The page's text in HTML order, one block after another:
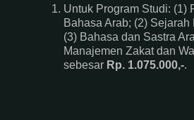
Untuk Program Studi: (1)
Bahasa Arab; (2) Sejarah
(3) Bahasa dan Sastra
Manajemen Zakat dan
sebesar Rp. 1.075.000,-.